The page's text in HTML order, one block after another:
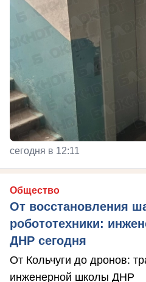
сегодня в 12:11
Общество
От восстановления
робототехники:
ДНР сегодня
От Кольчуги до дронов:
инженерной школы ДНР